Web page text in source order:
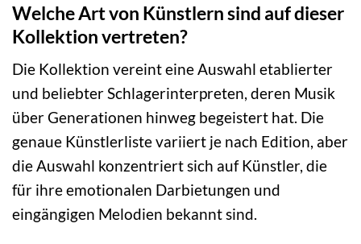
Welche Art von Künstlern sind auf dieser
Kollektion vertreten?
Die Kollektion vereint eine Auswahl etablierter
und beliebter Schlagerinterpreten, deren Musik
über Generationen hinweg begeistert hat. Die
genaue Künstlerliste variiert je nach Edition, aber
die Auswahl konzentriert sich auf Künstler, die
für ihre emotionalen Darbietungen und
eingängigen Melodien bekannt sind.